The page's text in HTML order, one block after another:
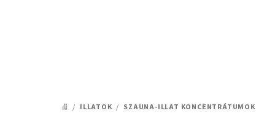
KEZDŐLAP
/ ILLATOK / SZAUNA-ILLAT KONCENTRÁTUMOK